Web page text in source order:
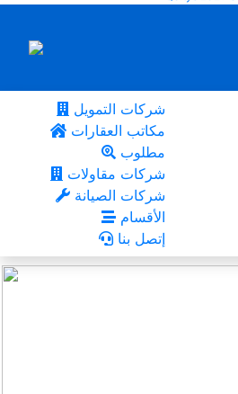
شركات التمويل
مكاتب العقارات
مطلوب
شركات مقاولات
شركات الصيانة
الأقسام
إتصل بنا